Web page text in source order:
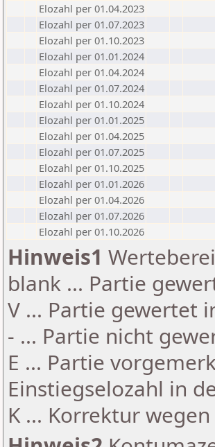
Elozahl per 01.04.2023
Elozahl per 01.07.2023
Elozahl per 01.10.2023
Elozahl per 01.01.2024
Elozahl per 01.04.2024
Elozahl per 01.07.2024
Elozahl per 01.10.2024
Elozahl per 01.01.2025
Elozahl per 01.04.2025
Elozahl per 01.07.2025
Elozahl per 01.10.2025
Elozahl per 01.01.2026
Elozahl per 01.04.2026
Elozahl per 01.07.2026
Elozahl per 01.10.2026
Hinweis1
blank ... Partie
V ... Partie gewertet
- ... Partie nicht
E ... Partie
Einstiegselozahl in
K ... Korrektur